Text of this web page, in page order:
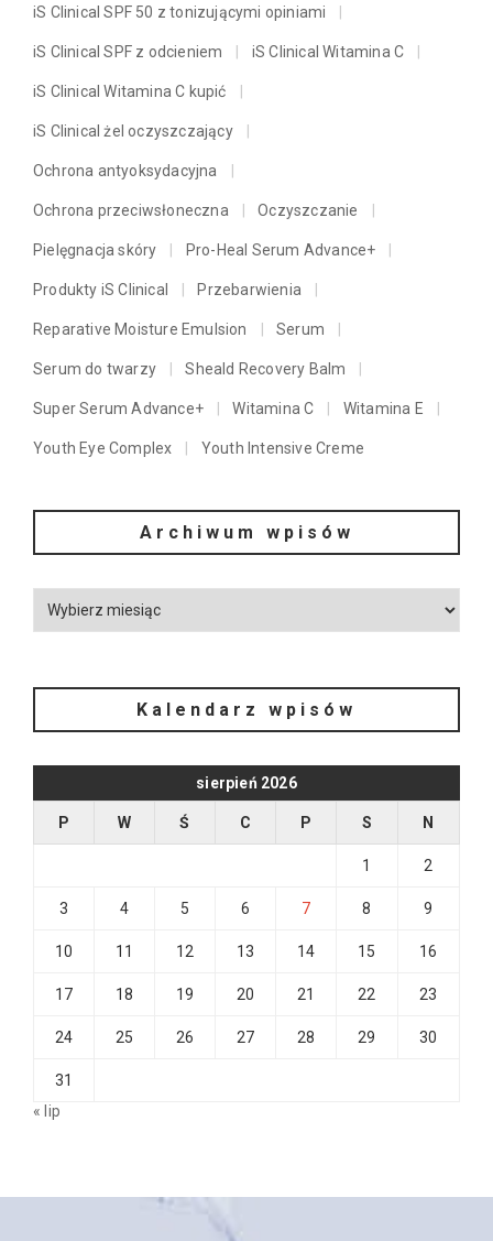
iS Clinical SPF 50 z tonizującymi opiniami
iS Clinical SPF z odcieniem iS Clinical Witamina C
iS Clinical Witamina C kupić
iS Clinical żel oczyszczający
Ochrona antyoksydacyjna
Ochrona przeciwsłoneczna Oczyszczanie
Pielęgnacja skóry Pro-Heal Serum Advance+
Produkty iS Clinical Przebarwienia
Reparative Moisture Emulsion Serum
Serum do twarzy Sheald Recovery Balm
Super Serum Advance+ Witamina C Witamina E
Youth Eye Complex Youth Intensive Creme
Archiwum wpisów
Kalendarz wpisów
sierpień 2026
P W Ś C P S N
1 2
3 4 5 6 7 8 9
10 11 12 13 14 15 16
17 18 19 20 21 22 23
24 25 26 27 28 29 30
31
« lip